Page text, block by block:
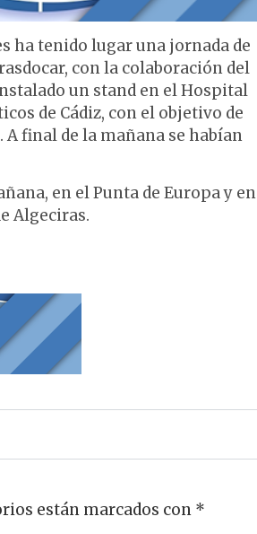
ha tenido lugar una jornada de
con la colaboración del
un stand en el Hospital
de Cádiz, con el objetivo de
final de la mañana se habían
en el Punta de Europa y en
Algeciras.
están marcados con *